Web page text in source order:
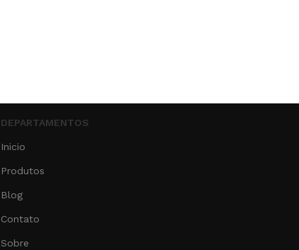
DEPARTAMENTOS
Inicio
Produtos
Blog
Contato
Sobre